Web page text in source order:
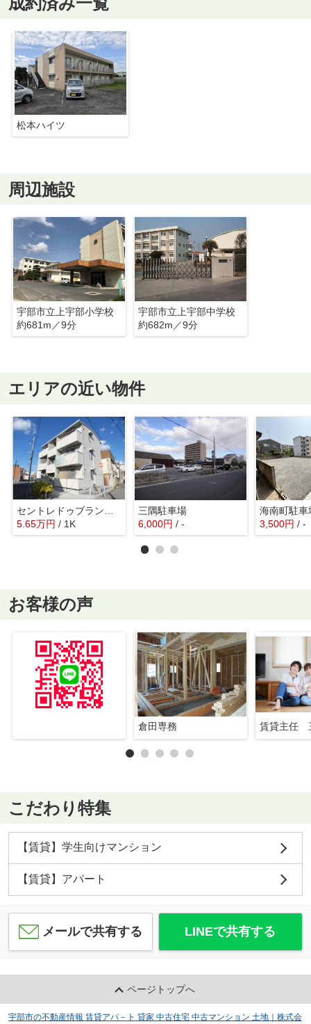
松本ハイツ
周辺施設
宇部市立上宇部小学校
約681m／9分
宇部市立上宇部中学校
約682m／9分
エリアの近い物件
5.65万円 / 1K
三隅駐車場
6,000円 / -
海南町駐車
3,500円 / -
お客様の声
倉田専務 賃貸主任
こだわり特集
【賃貸】学生向けマンション
【賃貸】アパート
メールで共有する LINEで共有する
ページトップへ
宇部市の不動産情報 賃貸アパ－ト 貸家 中古住宅 中古マンション 土地｜株式会